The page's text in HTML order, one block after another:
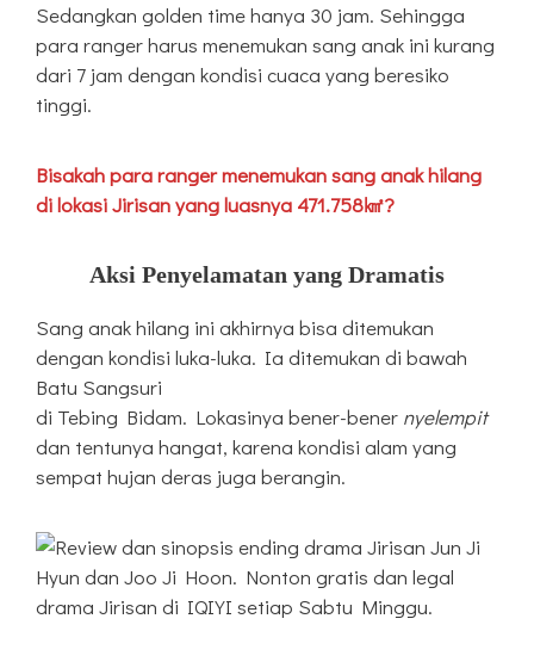
Sedangkan golden time hanya 30 jam. Sehingga
para ranger harus menemukan sang anak ini kurang
dari 7 jam dengan kondisi cuaca yang beresiko
tinggi.
Bisakah para ranger menemukan sang anak hilang
di lokasi Jirisan yang luasnya 471.758㎢?
Aksi Penyelamatan yang Dramatis
Sang anak hilang ini akhirnya bisa ditemukan
dengan kondisi luka-luka. Ia ditemukan di bawah
Batu Sangsuri
di Tebing Bidam. Lokasinya bener-bener nyelempit
dan tentunya hangat, karena kondisi alam yang
sempat hujan deras juga berangin.